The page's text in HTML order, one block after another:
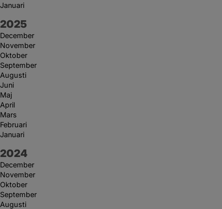
Januari
År:
2025
December
November
Oktober
September
Augusti
Juni
Maj
April
Mars
Februari
Januari
År:
2024
December
November
Oktober
September
Augusti